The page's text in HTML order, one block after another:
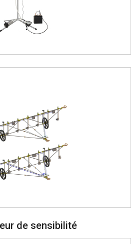
de sensibilité